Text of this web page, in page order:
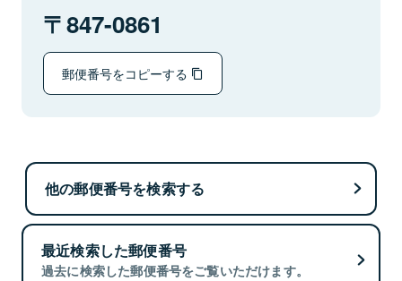
847-0861
郵便番号をコピーする
他の郵便番号を検索する
最近検索した郵便番号
過去に検索した郵便番号をご覧いただけます。